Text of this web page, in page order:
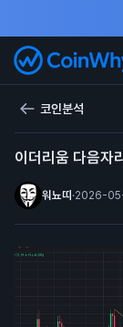
코인분석
이더리움 다음자
워뇨띠 ·2026-